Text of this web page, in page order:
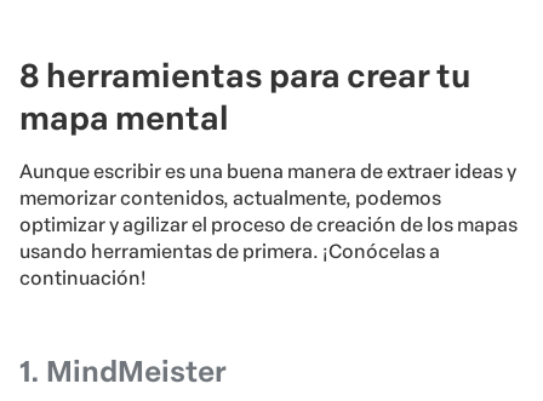
8 herramientas para crear tu
mapa mental
Aunque escribir es una buena manera de extraer ideas y
memorizar contenidos, actualmente, podemos
optimizar y agilizar el proceso de creación de los mapas
usando herramientas de primera. ¡Conócelas a
continuación!
1. MindMeister